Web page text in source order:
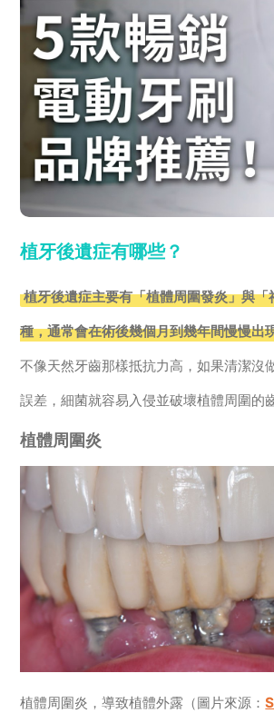
植牙後遺症有哪些？
植牙後遺症主要有「植體周圍發炎」與「
種，通常會在術後幾個月到幾年間慢慢出
不像天然牙齒那樣抵抗力高，如果清潔沒
誤差，細菌就容易入侵並破壞植體周圍的
植體周圍炎
植體周圍炎，導致植體外露（圖片來源：